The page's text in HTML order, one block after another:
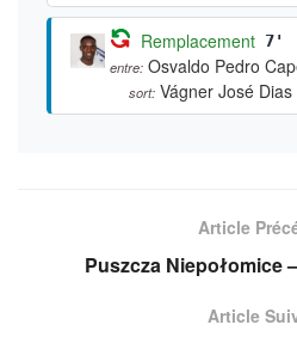
Remplacement 7'
entre: Osvaldo Pedro
sort: Vágner José
Article
Puszcza Niepołomice
Article